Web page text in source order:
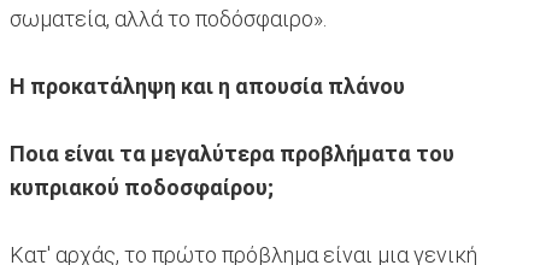
σωματεία, αλλά το ποδόσφαιρο».
Η προκατάληψη και η απουσία πλάνου
Ποια είναι τα μεγαλύτερα προβλήματα του
κυπριακού ποδοσφαίρου;
Κατ' αρχάς, το πρώτο πρόβλημα είναι μια γενική